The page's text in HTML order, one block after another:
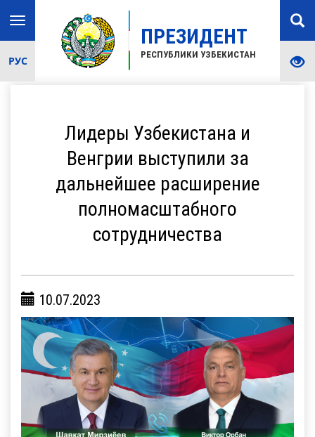
ПРЕЗИДЕНТ
РЕСПУБЛИКИ УЗБЕКИСТАН
Toggle
navigation
РУС
Лидеры Узбекистана и
Венгрии выступили за
дальнейшее расширение
полномасштабного
сотрудничества
10.07.2023